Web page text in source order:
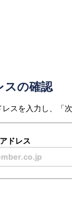
スの確認
スを入力し、「
ドレス